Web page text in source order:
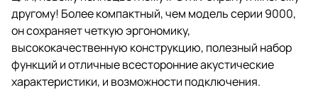
другому! Более компактный, чем модель серии 9000,
он сохраняет четкую эргономику,
высококачественную конструкцию, полезный набор
функций и отличные всесторонние акустические
характеристики, и возможности подключения.